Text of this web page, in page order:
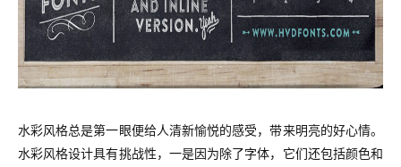
水彩风格总是第一眼便给人清新愉悦的感受，带来明亮的好心情。
水彩风格设计具有挑战性，一是因为除了字体，它们还包括颜色和